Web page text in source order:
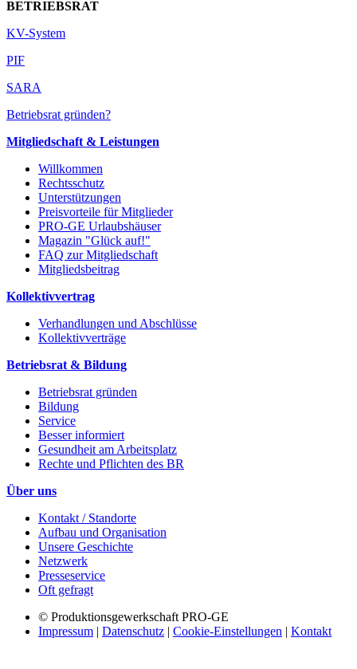
BETRIEBSRAT
KV-System
PIF
SARA
Betriebsrat gründen?
Mitgliedschaft & Leistungen
Willkommen
Rechtsschutz
Unterstützungen
Preisvorteile für Mitglieder
PRO-GE Urlaubshäuser
Magazin "Glück auf!"
FAQ zur Mitgliedschaft
Mitgliedsbeitrag
Kollektivvertrag
Verhandlungen und Abschlüsse
Kollektivverträge
Betriebsrat & Bildung
Betriebsrat gründen
Bildung
Service
Besser informiert
Gesundheit am Arbeitsplatz
Rechte und Pflichten des BR
Über uns
Kontakt / Standorte
Aufbau und Organisation
Unsere Geschichte
Netzwerk
Presseservice
Oft gefragt
© Produktionsgewerkschaft PRO-GE
Impressum | Datenschutz | Cookie-Einstellungen | Kontakt